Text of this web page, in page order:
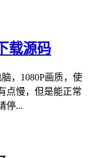
载源码
，1080P画质，使
点慢，但是能正常
停...